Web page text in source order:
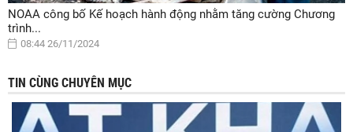
NOAA công bố Kế hoạch hành động nhằm tăng cường Chương
trình...
08:44 26/11/2024
TIN CÙNG CHUYÊN MỤC